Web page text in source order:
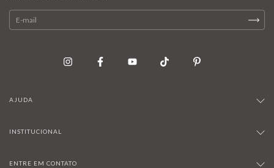
AJUDA
INSTITUCIONAL
ENTRE EM CONTATO